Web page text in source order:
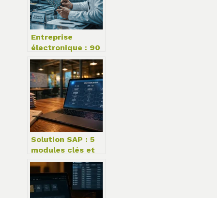
Entreprise
électronique : 90
% de PME et les
leviers pour
réussir sa
relocalisation
industrielle
Solution SAP : 5
modules clés et
le réglage hybride
pour unifier vos
données